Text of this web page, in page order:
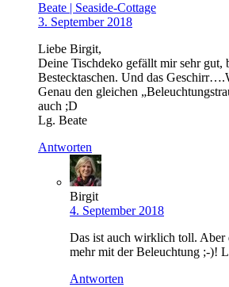
Beate | Seaside-Cottage
3. September 2018
Liebe Birgit,
Deine Tischdeko gefällt mir sehr gut,
Bestecktaschen. Und das
Genau den gleichen
auch ;D
Lg. Beate
Antworten
Birgit
4. September 2018
Das ist auch wirklich toll. Aber
mehr mit der Beleuchtung ;-)!
Antworten